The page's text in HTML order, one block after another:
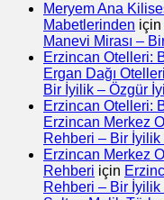
Meryem Ana
Mabetlerinden için
Manevi Mirası –
Erzincan Otelleri:
Ergan Dağı
Bir İyilik – Özgür
Erzincan Otelleri:
Erzincan Merkez
Rehberi – Bir
Erzincan Merkez
Rehberi için
Rehberi – Bir